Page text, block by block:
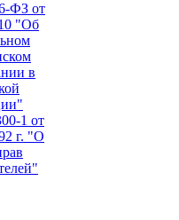
ФЗ от
"Об
в
1 от
г. "О